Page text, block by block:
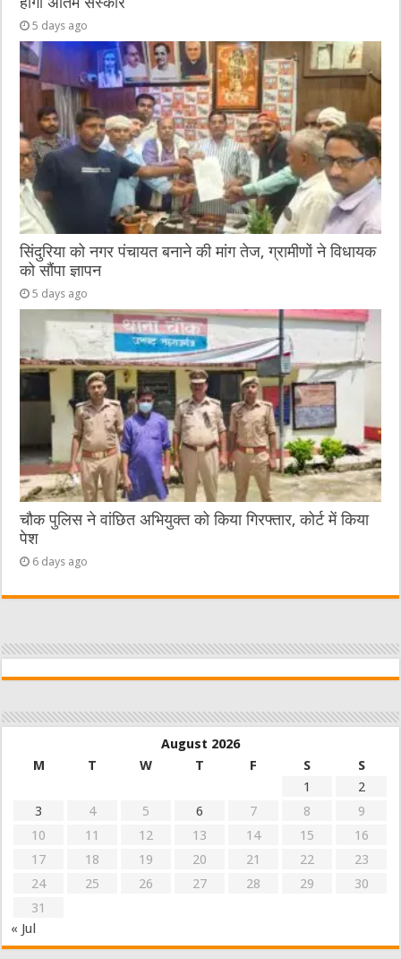
5 days ago
सिंदुरिया को नगर पंचायत बनाने की मांग तेज, ग्रामीणों ने विधायक
को सौंपा ज्ञापन
5 days ago
चौक पुलिस ने वांछित अभियुक्त को किया गिरफ्तार, कोर्ट में किया
पेश
6 days ago
August 2026
M
T W T F S
S
1
2
3
4 5 6 7 8
9
10
11 12 13 14 15
16
17
18 19 20 21 22
23
24
25 26 27 28 29
30
31
« Jul